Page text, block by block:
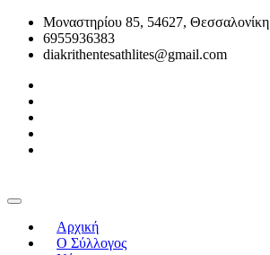
Μοναστηρίου 85, 54627, Θεσσαλονίκη
6955936383
diakrithentesathlites@gmail.com
Αρχική
O Σύλλογος